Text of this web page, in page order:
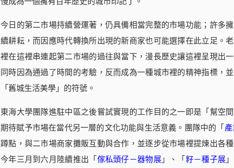
今日的第二市場持續營運著，仍具備相當完整的市場功能；許多
續耕耘，而因應時代轉換所出現的新商家也可能選擇在此立足。
裡在這裡串連起第二市場的過往與當下，漫長歷史讓這裡呈現出
同時因為通過了時間的考驗，反而成為一種城市裡的精神指標，
「舊城生活美學」的符號。
東海大學團隊進駐中區之後嘗試實現的工作目的之一即是「幫空
期待賦予市場在當代另一層的文化功能與生活意義。團隊中的「
蹲點，與二市場商家攤販互動與合作，並逐步從市場裡提煉出各
今年三月到六月陸續推出「 傢私頭仔－器物展」、「 籽－種子展